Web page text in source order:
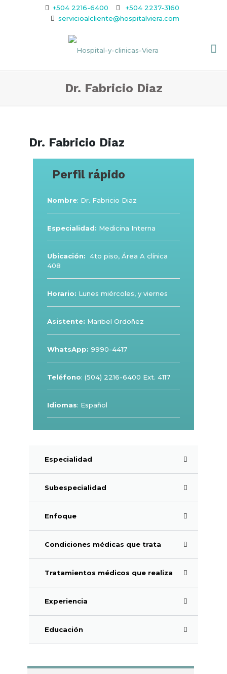
+504 2216-6400
+504 2237-3160
servicioalcliente@hospitalviera.com
Dr. Fabricio Diaz
Dr. Fabricio Diaz
Perfil rápido
Nombre: Dr. Fabricio Diaz
Especialidad: Medicina Interna
Ubicación: 4to piso, Área A clínica
408
Horario: Lunes miércoles, y viernes
Asistente: Maribel Ordoñez
WhatsApp: 9990-4417
Teléfono: (504) 2216-6400 Ext. 4117
Idiomas: Español
Especialidad
Subespecialidad
Enfoque
Condiciones médicas que trata
Tratamientos médicos que realiza
Experiencia
Educación